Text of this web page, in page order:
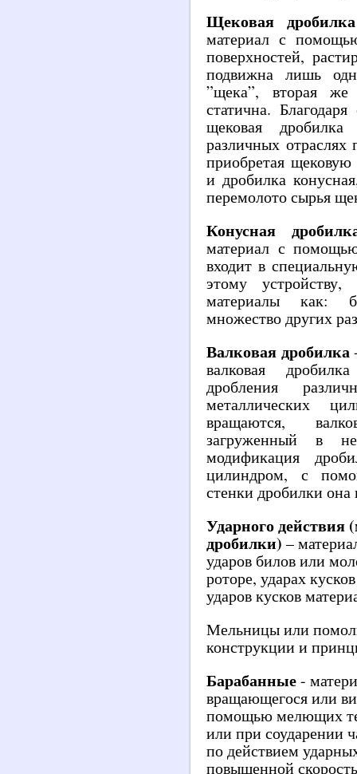
Щековая дробилка
материал с
поверхностей,
подвижна лишь
”щека”, вторая
статична.
щековая
различных
приобретая щековую
и дробилка
перемолото сырья
Конусная
материал с
входит в
этому устройству,
материалы как:
множество других
Валковая дробилка
валковая
дробления
металлических
вращаются,
загруженный в
модификация
цилиндром, с
стенки дробилки
Ударного действия
дробилки) –
ударов билов или
роторе, ударах
ударов кусков
Мельницы или
конструкции и
Барабанные-
вращающегося или
помощью мелющих
или при соударении
по действием
повышенной